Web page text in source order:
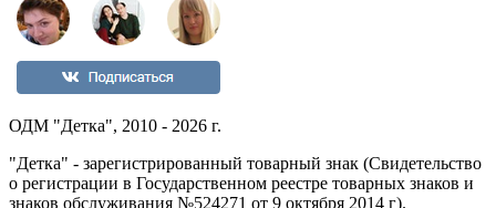
ОДМ "Детка", 2010 - 2026 г.
"Детка" - зарегистрированный товарный знак (Свидетельство
о регистрации в Государственном реестре товарных знаков и
знаков обслуживания №524271 от 9 октября 2014 г).